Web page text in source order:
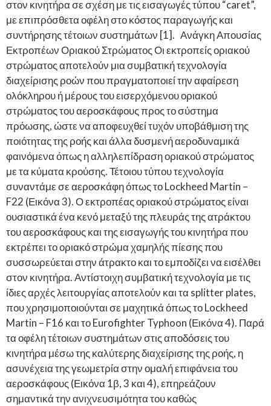
στον κινητήρα σε σχέση με τις εισαγωγές τύπου “caret”,
με επιπρόσθετα οφέλη στο κόστος παραγωγής και
συντήρησης τέτοιων συστημάτων [1]. Ανάγκη Απουσίας
Εκτροπέων Οριακού Στρώματος Οι εκτροπείς οριακού
στρώματος αποτελούν μια συμβατική τεχνολογία
διαχείρισης ροών που πραγματοποιεί την αφαίρεση
ολόκληρου ή μέρους του εισερχόμενου οριακού
στρώματος του αεροσκάφους προς το σύστημα
πρόωσης, ώστε να αποφευχθεί τυχόν υποβάθμιση της
ποιότητας της ροής και άλλα δυσμενή αεροδυναμικά
φαινόμενα όπως η αλληλεπίδραση οριακού στρώματος
με τα κύματα κρούσης. Τέτοιου τύπου τεχνολογία
συναντάμε σε αεροσκάφη όπως το Lockheed Martin –
F22 (Εικόνα 3). Ο εκτροπέας οριακού στρώματος είναι
ουσιαστικά ένα κενό μεταξύ της πλευράς της ατράκτου
του αεροσκάφους και της εισαγωγής του κινητήρα που
εκτρέπει το οριακό στρώμα χαμηλής πίεσης που
συσσωρεύεται στην άτρακτο και το εμποδίζει να εισέλθει
στον κινητήρα. Αντίστοιχη συμβατική τεχνολογία με τις
ίδιες αρχές λειτουργίας αποτελούν και τα splitter plates,
που χρησιμοποιούνται σε μαχητικά όπως το Lockheed
Martin – F16 και το Eurofighter Typhoon (Εικόνα 4). Παρά
τα οφέλη τέτοιων συστημάτων στις αποδόσεις του
κινητήρα μέσω της καλύτερης διαχείρισης της ροής, η
ασυνέχεια της γεωμετρία στην ομαλή επιφάνεια του
αεροσκάφους (Εικόνα 1β, 3 και 4), επηρεάζουν
σημαντικά την ανιχνευσιμότητα του καθώς